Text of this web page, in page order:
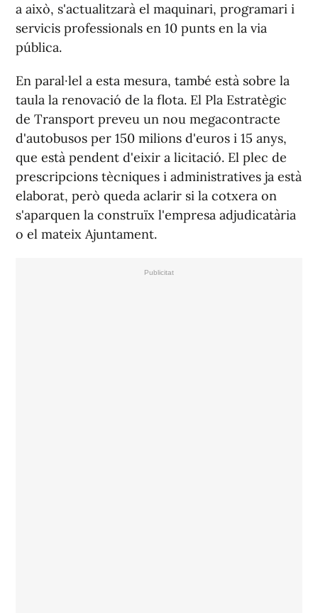
a això, s'actualitzarà el maquinari, programari i
servicis professionals en 10 punts en la via
pública.
En paral·lel a esta mesura, també està sobre la
taula la renovació de la flota. El Pla Estratègic
de Transport preveu un nou megacontracte
d'autobusos per 150 milions d'euros i 15 anys,
que està pendent d'eixir a licitació. El plec de
prescripcions tècniques i administratives ja està
elaborat, però queda aclarir si la cotxera on
s'aparquen la construïx l'empresa adjudicatària
o el mateix Ajuntament.